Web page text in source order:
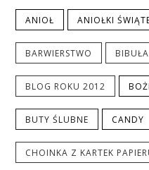
ANIOŁ ANIOŁKI
BARWIERSTWO BIBUŁA
BLOG ROKU 2012
BUTY ŚLUBNE CANDY
CHOINKA Z KARTEK